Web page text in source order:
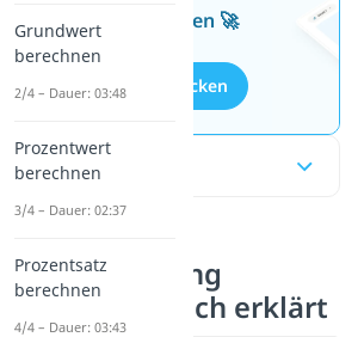
kostenlosen Aufgaben 🚀
Aufgaben entdecken
Inhaltsübersicht
Prozentrechnung
Aufgaben einfach erklärt
Grundwert
berechnen
2/4 – Dauer: 03:48
Prozentwert
berechnen
3/4 – Dauer: 02:37
Prozentsatz
berechnen
4/4 – Dauer: 03:43